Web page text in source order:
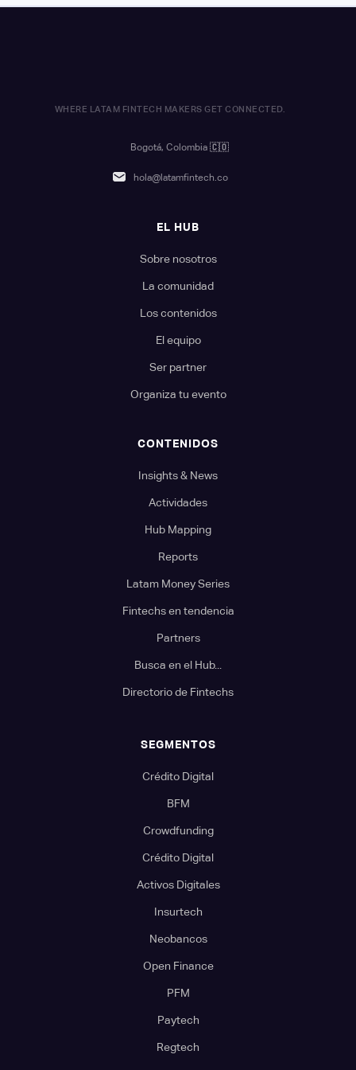
WHERE LATAM FINTECH MAKERS GET CONNECTED.
Bogotá, Colombia 🇨🇴
hola@latamfintech.co
EL HUB
Sobre nosotros
La comunidad
Los contenidos
El equipo
Ser partner
Organiza tu evento
CONTENIDOS
Insights & News
Actividades
Hub Mapping
Reports
Latam Money Series
Fintechs en tendencia
Partners
Busca en el Hub...
Directorio de Fintechs
SEGMENTOS
Crédito Digital
BFM
Crowdfunding
Crédito Digital
Activos Digitales
Insurtech
Neobancos
Open Finance
PFM
Paytech
Regtech